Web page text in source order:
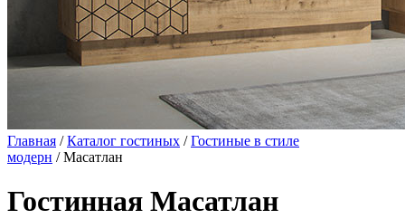
Главная /Каталог гостиных /Гостиные в стиле
модерн / Масатлан
Гостинная Масатлан